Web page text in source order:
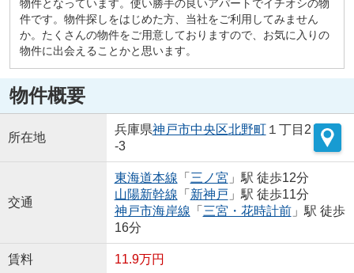
物件となっています。使い勝手の良いアパートでイチオシの物
件です。物件探しをはじめた方、当社をご利用してみません
か。たくさんの物件をご用意しておりますので、お気に入りの
物件に出会えることかと思います。
物件概要
所在地
兵庫県神戸市中央区北野町１丁目2
-3
交通
東海道本線 「 三ノ宮 」駅 徒歩12分
山陽新幹線 「 新神戸 」駅 徒歩11分
神戸市海岸線 「 三宮・花時計前」駅 徒歩
16分
賃料 11.9万円